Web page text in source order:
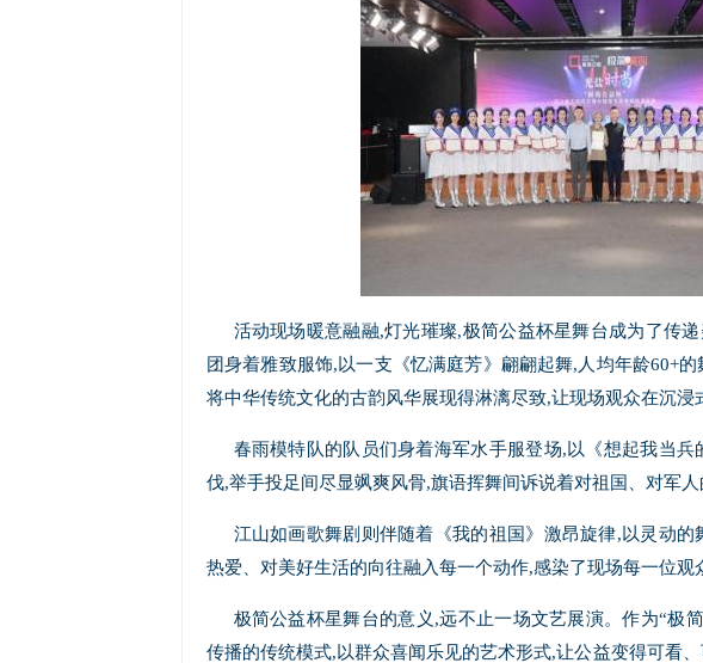
活动现场暖意融融,灯光璀璨,极简公益杯星舞台成为了传
团身着雅致服饰,以一支《忆满庭芳》翩翩起舞,人均年龄60+
将中华传统文化的古韵风华展现得淋漓尽致,让现场观众在沉浸
春雨模特队的队员们身着海军水手服登场,以《想起我当
伐,举手投足间尽显飒爽风骨,旗语挥舞间诉说着对祖国、对军人
江山如画歌舞剧则伴随着《我的祖国》激昂旋律,以灵动
热爱、对美好生活的向往融入每一个动作,感染了现场每一位观
极简公益杯星舞台的意义,远不止一场文艺展演。作为“极
传播的传统模式,以群众喜闻乐见的艺术形式,让公益变得可看